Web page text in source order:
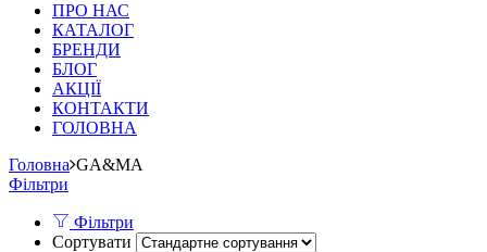
ПРО НАС
КАТАЛОГ
БРЕНДИ
БЛОГ
АКЦІЇ
КОНТАКТИ
ГОЛОВНА
Головна GA&MA
Фільтри
Фільтри
Сортувати